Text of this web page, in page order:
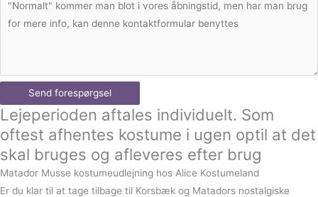
Send forespørgsel
Lejeperioden aftales individuelt. Som
oftest afhentes kostume i ugen optil at det
skal bruges og afleveres efter brug
Matador Musse kostumeudlejning hos Alice Kostumeland
Er du klar til at tage tilbage til Korsbæk og Matadors nostalgiske